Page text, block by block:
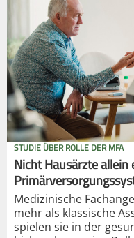
STUDIE ÜBER ROLLE DER MFA
Nicht Hausärzte
Medizinische
mehr als klassische
spielen sie in der